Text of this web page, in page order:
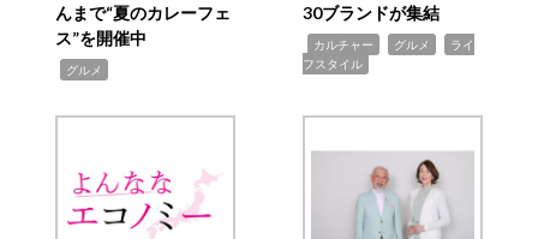
んまで“夏のカレーフェ
ス”を開催中
グルメ
30ブランドが集結
カルチャー グルメ
ライ
フスタイル